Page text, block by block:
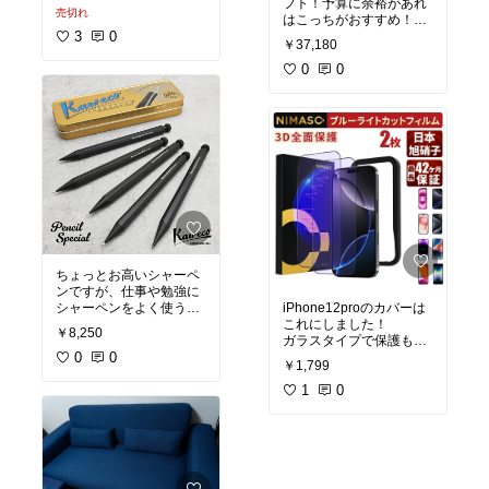
○美味しい
○ガス感あり
売切れ
3 0
ちょっとお高いシャーペ
ンですが、仕事や勉強に
シャーペンをよく使う人
は絶対に使った方がい
い！！
めっちゃ書きやすいので
#買ってよかった
#生活雑貨
#文房具好き
#シャープペン
￥8,250
0 0
フト！予算に余裕があれ
はこっちがおすすめ！ #
おすすめスキンケア
ディリフト
￥37,180
0 0
iPhone12proのカバーは
これにしました！
ガラスタイプで保護もば
っちりだし、苦手な人で
#スマホアクセサリー
￥1,799
1 0